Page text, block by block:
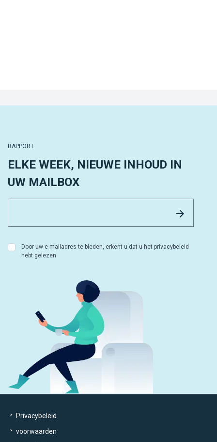
RAPPORT
ELKE WEEK, NIEUWE INHOUD IN
UW MAILBOX
Door uw e-mailadres te bieden, erkent u dat u het privacybeleid
hebt gelezen
Privacybeleid
voorwaarden